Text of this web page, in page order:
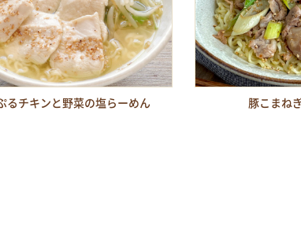
るチキンと野菜の塩らーめん 豚こまね